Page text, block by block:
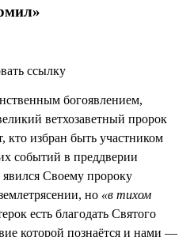
богоявлением,
ветхозаветный пророк
избран быть участником
событий в преддверии
Своему пророку
но «в тихом
есть благодать Святого
которой познаётся и нами —